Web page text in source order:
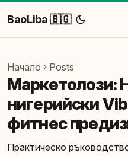
BaoLiba 🇧🇬
Начало Posts
Маркетолози:
нигерийски
фитнес
Практическо